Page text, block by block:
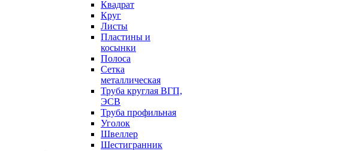
Квадрат
Круг
Листы
Пластины и
косынки
Полоса
Сетка
металлическая
Труба круглая ВГП,
ЭСВ
Труба профильная
Уголок
Швеллер
Шестигранник